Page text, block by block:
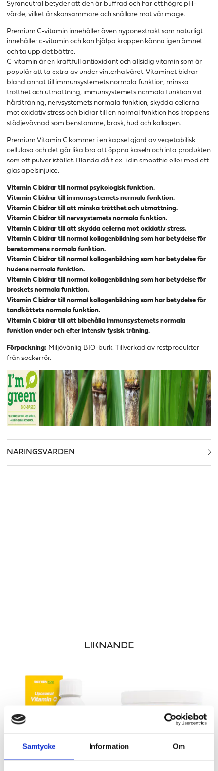
Samtycke Information Om
Syraneutral betyder att den är buffrad och har ett högre pH-
värde, vilket är skonsammare och snällare mot vår mage.
Premium C-vitamin innehåller även nyponextrakt som naturligt
innehåller c-vitamin och kan hjälpa kroppen känna igen ämnet
och ta upp det bättre.
C-vitamin är en kraftfull antioxidant och allsidig vitamin som är
populär att ta extra av under vinterhalvåret. Vitaminet bidrar
bland annat till immunsystemets normala funktion, minska
trötthet och utmattning, immunsystemets normala funktion vid
hårdträning, nervsystemets normala funktion, skydda cellerna
mot oxidativ stress och bidrar till en normal funktion hos kroppens
stödjevävnad som benstomme, brosk, hud och kollagen.
Premium Vitamin C kommer i en kapsel gjord av vegetabilisk
cellulosa och det går lika bra att öppna kaseln och inta produkten
som ett pulver istället. Blanda då t.ex. i din smoothie eller med ett
glas apelsinjuice.
Vitamin C bidrar till normal psykologisk funktion.
Vitamin C bidrar till immunsystemets normala funktion.
Vitamin C bidrar till att minska trötthet och utmattning.
Vitamin C bidrar till nervsystemets normala funktion.
Vitamin C bidrar till att skydda cellerna mot oxidativ stress.
Vitamin C bidrar till normal kollagenbildning som har betydelse för
benstommens normala funktion.
Vitamin C bidrar till normal kollagenbildning som har betydelse för
hudens normala funktion.
Vitamin C bidrar till normal kollagenbildning som har betydelse för
broskets normala funktion.
Vitamin C bidrar till normal kollagenbildning som har betydelse för
tandköttets normala funktion.
Vitamin C bidrar till att bibehålla immunsystemets normala
funktion under och efter intensiv fysisk träning.
Förpackning: Miljövänlig BIO-burk. Tillverkad av restprodukter
från sockerrör.
NÄRINGSVÄRDEN
LIKNANDE